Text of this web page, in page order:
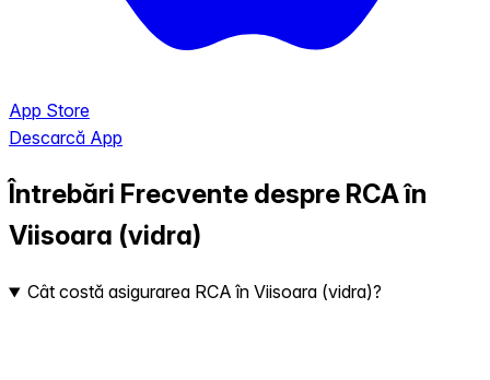
App Store
Descarcă App
Întrebări Frecvente despre RCA în
Viisoara (vidra)
Cât costă asigurarea RCA în Viisoara (vidra)?